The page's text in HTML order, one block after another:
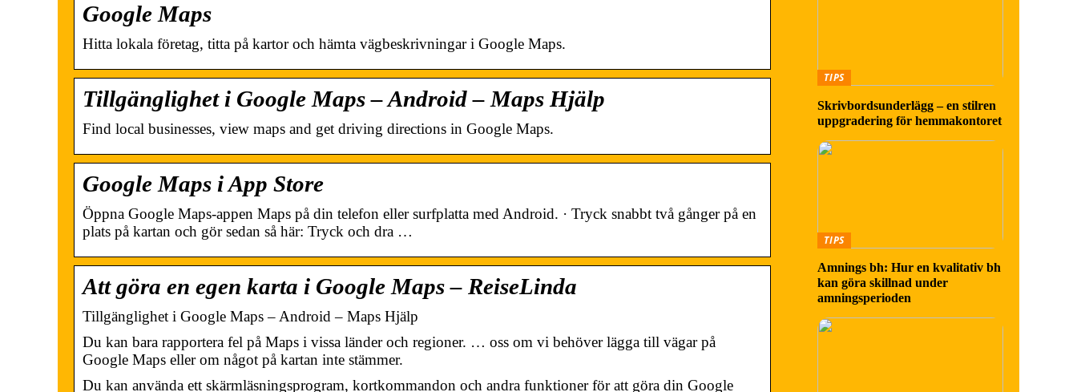
Google Maps
Hitta lokala företag, titta på kartor och hämta vägbeskrivningar i Google Maps.
Tillgänglighet i Google Maps – Android – Maps Hjälp
Find local businesses, view maps and get driving directions in Google Maps.
Google Maps i App Store
Öppna Google Maps-appen Maps på din telefon eller surfplatta med Android. · Tryck snabbt två gånger på en
plats på kartan och gör sedan så här: Tryck och dra …
Att göra en egen karta i Google Maps – ReiseLinda
Tillgänglighet i Google Maps – Android – Maps Hjälp
Du kan bara rapportera fel på Maps i vissa länder och regioner. … oss om vi behöver lägga till vägar på
Google Maps eller om något på kartan inte stämmer.
Du kan använda ett skärmläsningsprogram, kortkommandon och andra funktioner för att göra din Google
TIPS
Skrivbordsunderlägg – en stilren
uppgradering för hemmakontoret
TIPS
Amnings bh: Hur en kvalitativ bh
kan göra skillnad under
amningsperioden